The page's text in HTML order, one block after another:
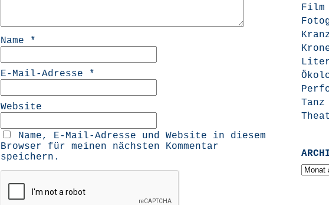
Name *
E-Mail-Adresse *
Website
Name, E-Mail-Adresse und Website in diesem
Browser für meinen nächsten Kommentar
speichern.
Film
Tanz